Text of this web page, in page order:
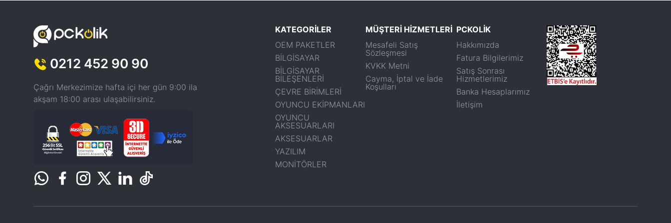
0212 452 90 90
Çağrı Merkezimize hafta içi her gün 9:00 ila
akşam 18:00 arası ulaşabilirsiniz.
KATEGORİLER
OEM PAKETLER
BİLGİSAYAR
BİLGİSAYAR
BİLEŞENLERİ
ÇEVRE BİRİMLERİ
OYUNCU EKİPMANLARI
OYUNCU
AKSESUARLARI
AKSESUARLAR
YAZILIM
MONİTÖRLER
MÜŞTERİ HİZMETLERİ
Mesafeli Satış
Sözleşmesi
KVKK Metni
Cayma, İptal ve İade
Koşulları
PCKOLİK
Hakkımızda
Fatura Bilgilerimiz
Satış Sonrası
Hizmetlerimiz
Banka Hesaplarımız
İletişim